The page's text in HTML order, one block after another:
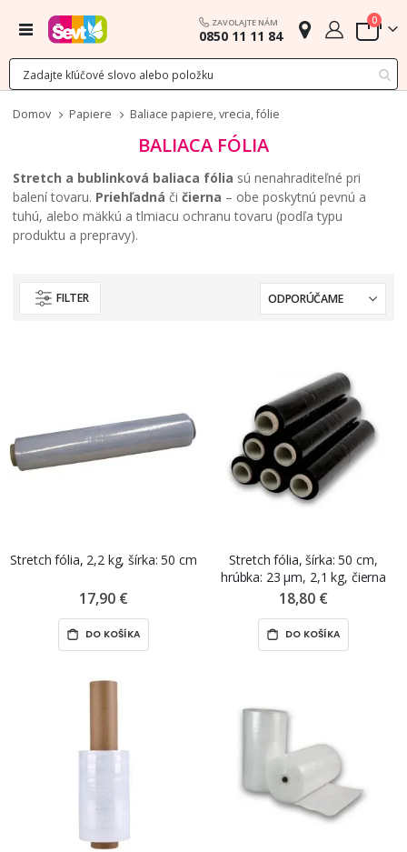
Menu ZAVOLAJTE NÁM
0850 11 11 84 Cart
0
Domov Papiere Baliace papiere, vrecia, fólie
BALIACA FÓLIA
Stretch a bublinková baliaca fólia sú nenahraditeľné pri
balení tovaru. Priehľadná či čierna – obe poskytnú pevnú a
tuhú, alebo mäkkú a tlmiacu ochranu tovaru (podľa typu
produktu a prepravy).
FILTER
Stretch fólia, 2,2 kg, šírka: 50 cm
17,90 €
DO KOŠÍKA
Stretch fólia, šírka: 50 cm,
hrúbka: 23 µm, 2,1 kg, čierna
18,80 €
DO KOŠÍKA